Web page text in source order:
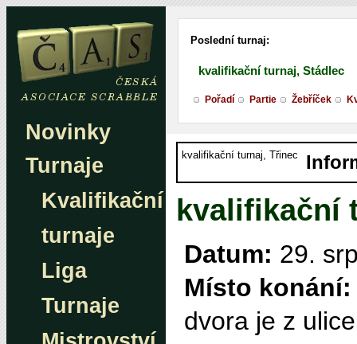
Novinky
Turnaje
Kvalifikační
turnaje
Liga
Turnaje
Poslední turnaj:
kvalifikační turnaj, Stádlec
Pořadí Partie Žebříček
kvalifikační turnaj, Třinec
kvalifikační
Datum: 29.
Místo konání:
dvora je z